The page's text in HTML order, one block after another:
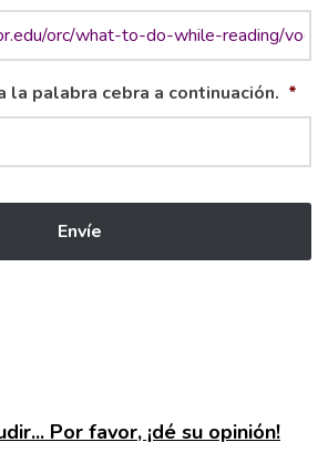
la palabra cebra a continuación. *
Por favor, ¡dé su opinión!